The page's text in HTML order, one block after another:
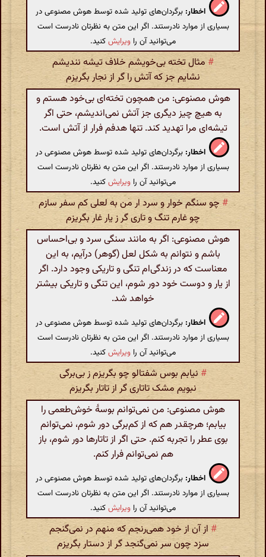
اخطار: برگردان‌های تولید شده توسط هوش مصنوعی در
بسیاری از موارد نادرستند. اگر این متن به نظرتان نادرست است
می‌توانید آن را ویرایشکنید.
# مثال تخته بی‌خویشم خلاف تیشه نندیشم
نشایم جز که آتش را گر از نجار بگریزم
هوش مصنوعی: من همچون تخته‌ای بی‌خود هستم و
به هیچ چیز دیگری جز آتش نمی‌اندیشم، حتی اگر
تیشه‌ای مرا تهدید کند. تنها هدفم فرار از آتش است.
اخطار: برگردان‌های تولید شده توسط هوش مصنوعی در
بسیاری از موارد نادرستند. اگر این متن به نظرتان نادرست است
می‌توانید آن را ویرایشکنید.
#چو سنگم خوار و سرد ار من به لعلی کم سفر سازم
چو غارم تنگ و تاری گر ز یار غار بگریزم
هوش مصنوعی: اگر به مانند سنگی سرد و بی‌احساس
باشم و نتوانم به شکل لعل (گوهر) درآیم، به این
معناست که در زندگی‌ام تنگی و تاریکی وجود دارد. اگر
از یار و دوست خود دور شوم، این تنگی و تاریکی بیشتر
خواهد شد.
اخطار: برگردان‌های تولید شده توسط هوش مصنوعی در
بسیاری از موارد نادرستند. اگر این متن به نظرتان نادرست است
می‌توانید آن را ویرایشکنید.
# نیابم بوس شفتالو چو بگریزم ز بی‌برگی
نبویم مشک تاتاری گر از تاتار بگریزم
هوش مصنوعی: من نمی‌توانم بوسهٔ خوش‌طعمی را
بیابم؛ هرچقدر هم که از کم‌برگی دور شوم، نمی‌توانم
بوی عطر را تجربه کنم. حتی اگر از تاتارها دور شوم، باز
هم نمی‌توانم فرار کنم.
اخطار: برگردان‌های تولید شده توسط هوش مصنوعی در
بسیاری از موارد نادرستند. اگر این متن به نظرتان نادرست است
می‌توانید آن را ویرایشکنید.
# از آن از خود همی‌رنجم که منهم در نمی‌گنجم
سزد چون سر نمی‌گنجد گر از دستار بگریزم